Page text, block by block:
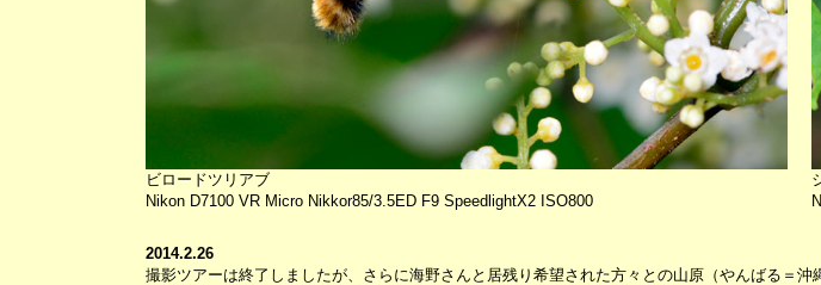
ビロードツリアブ
Nikon D7100 VR Micro Nikkor85/3.5ED F9 SpeedlightX2 ISO800
2014.2.26
撮影ツアーは終了しましたが、さらに海野さんと居残り希望された方々との山原（やんばる＝沖